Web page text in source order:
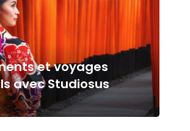
et voyages
avec Studiosus